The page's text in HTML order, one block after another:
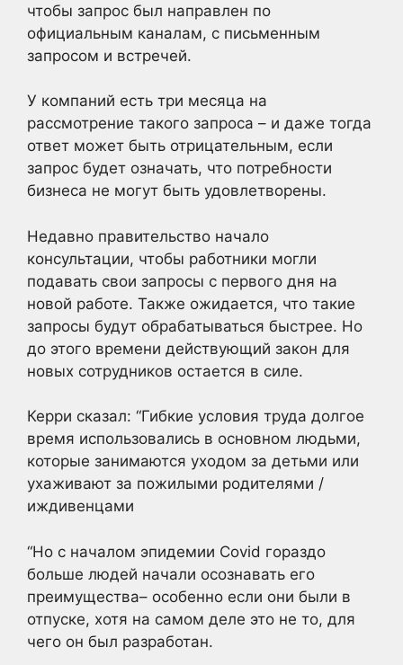
чтобы запрос был направлен по
официальным каналам, с письменным
запросом и встречей.
У компаний есть три месяца на
рассмотрение такого запроса – и даже тогда
ответ может быть отрицательным, если
запрос будет означать, что потребности
бизнеса не могут быть удовлетворены.
Недавно правительство начало
консультации, чтобы работники могли
подавать свои запросы с первого дня на
новой работе. Также ожидается, что такие
запросы будут обрабатываться быстрее. Но
до этого времени действующий закон для
новых сотрудников остается в силе.
Керри сказал: “Гибкие условия труда долгое
время использовались в основном людьми,
которые занимаются уходом за детьми или
ухаживают за пожилыми родителями /
иждивенцами
“Но с началом эпидемии Covid гораздо
больше людей начали осознавать его
преимущества– особенно если они были в
отпуске, хотя на самом деле это не то, для
чего он был разработан.